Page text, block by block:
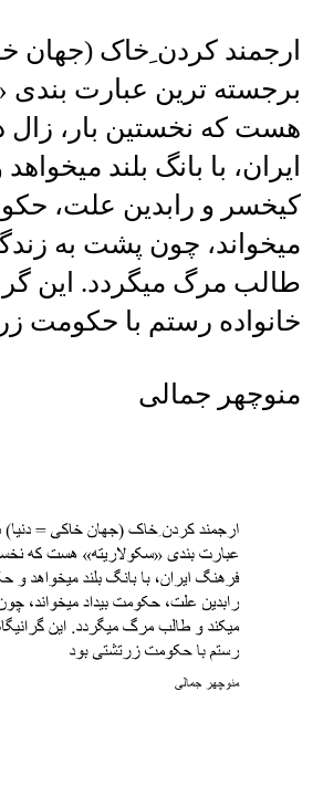
ارجمند کردن ِخاک (جهان
برجسته ترین عبارت بندی
هست که نخستین بار، زال
ایران، با بانگ بلند
کیخسر و رابدین علت،
میخواند، چون پشت به
طالب مرگ میگردد. این
خانواده رستم با حکومت
منوچهر جمالی